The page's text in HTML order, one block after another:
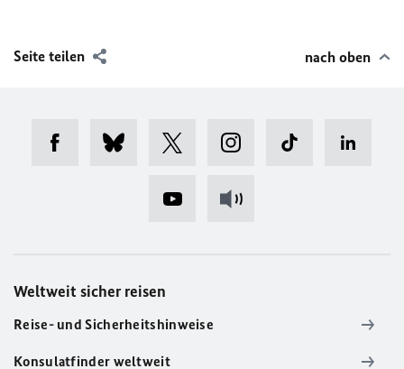
Seite teilen nach oben
Weltweit sicher reisen
Reise- und Sicherheitshinweise
Konsulatfinder weltweit